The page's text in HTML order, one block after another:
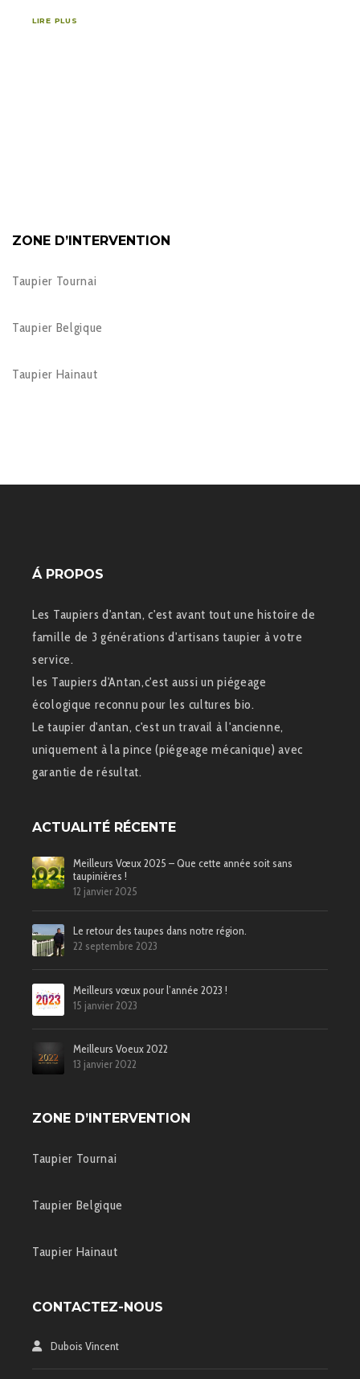
LIRE PLUS
ZONE D’INTERVENTION
Taupier Tournai
Taupier Belgique
Taupier Hainaut
Á PROPOS
Les Taupiers d'antan, c'est avant tout une histoire de
famille de 3 générations d'artisans taupier à votre
service.
les Taupiers d'Antan,c'est aussi un piégeage
écologique reconnu pour les cultures bio.
Le taupier d'antan, c'est un travail à l'ancienne,
uniquement à la pince (piégeage mécanique) avec
garantie de résultat.
ACTUALITÉ RÉCENTE
Meilleurs Vœux 2025 – Que cette année soit sans
taupinières !
12 janvier 2025
Le retour des taupes dans notre région.
22 septembre 2023
Meilleurs vœux pour l’année 2023 !
15 janvier 2023
Meilleurs Voeux 2022
13 janvier 2022
ZONE D’INTERVENTION
Taupier Tournai
Taupier Belgique
Taupier Hainaut
CONTACTEZ-NOUS
Dubois Vincent